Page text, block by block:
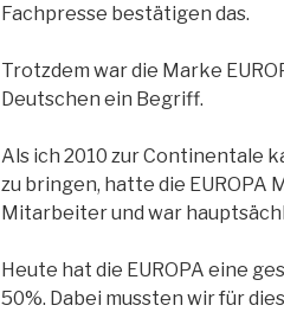
Fachpresse bestätigen das.
Trotzdem war die Marke
Deutschen ein Begriff.
Als ich 2010 zur Continentale
zu bringen, hatte die
Mitarbeiter und war
Heute hat die EUROPA eine
50%. Dabei mussten wir für